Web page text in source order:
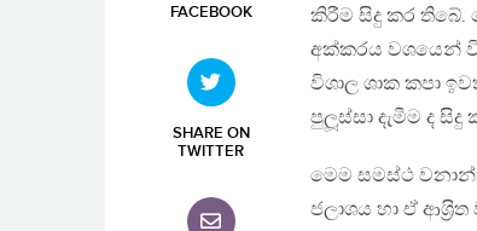
FACEBOOK
SHARE ON
TWITTER
කිරීම සිදු කර තිබේ.
අක්කරය වශයෙන්
විශාල ශාක කපා
පුලූස්සා දැමීම ද සිදු
මෙම සමස්ථ
ජලාශය හා ඒ